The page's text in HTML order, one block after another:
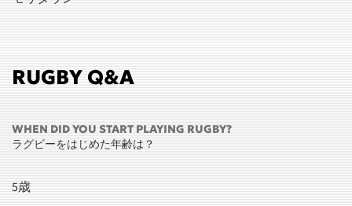
RUGBY Q&A
WHEN DID YOU START PLAYING RUGBY?
ラグビーをはじめた年齢は？
5歳